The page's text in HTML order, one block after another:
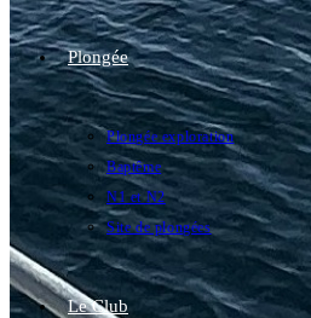
Plongée
Plongée exploration
Baptême
N1 et N2
Site de plongées
Le Club